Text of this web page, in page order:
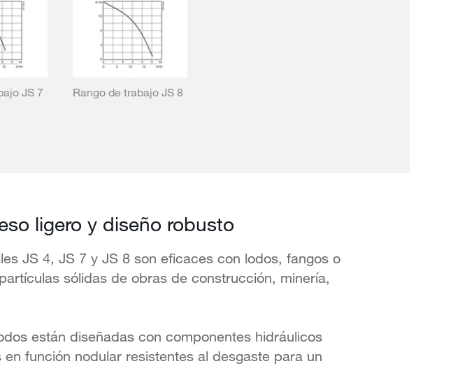
JS 7 Rango de trabajo JS 8
ligero y diseño robusto
JS 4, JS 7 y JS 8 son eficaces con lodos, fangos o
sólidas de obras de construcción, minería,
están diseñadas con componentes hidráulicos
en función nodular resistentes al desgaste para un